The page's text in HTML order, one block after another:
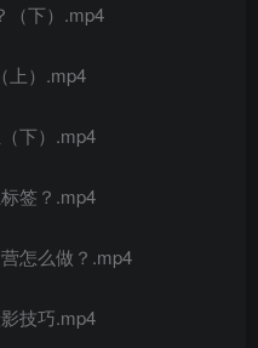
（下）.mp4
上）.mp4
下）.mp4
签？.mp4
怎么做？.mp4
技巧.mp4